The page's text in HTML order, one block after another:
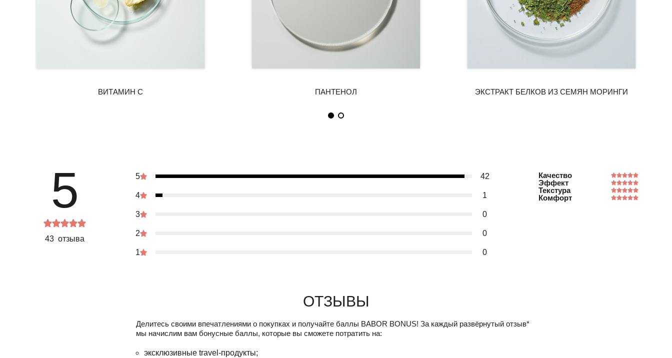
5
43 отзыва
5 42
4 1
3 0
2 0
1 0
Качество
Эффект
Текстура
Комфорт
Отзывы
Делитесь своими впечатлениями о покупках и получайте баллы BABOR BONUS! За каждый развёрнутый отзыв*
мы начислим вам бонусные баллы, которые вы сможете потратить на:
эксклюзивные travel-продукты;